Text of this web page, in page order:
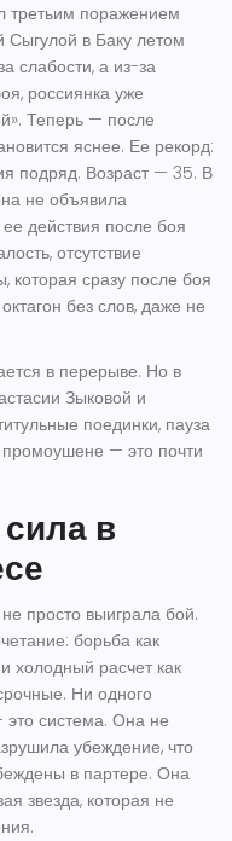
третьим поражением
в Баку летом
слабости, а из-за
россиянка уже
Теперь — после
яснее. Ее рекорд:
подряд. Возраст — 35. В
не объявила
действия после боя
отсутствие
которая сразу после боя
без слов, даже не
в перерыве. Но в
Зыковой и
поединки, пауза
— это почти
в
просто выиграла бой.
борьба как
холодный расчет как
Ни одного
система. Она не
убеждение, что
в партере. Она
звезда, которая не